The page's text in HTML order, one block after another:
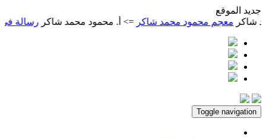
الموقع
رسالة في الطريق
معجم محمود محمد شاكر=> أ. محمود محمد شاكر
Toggle navigation